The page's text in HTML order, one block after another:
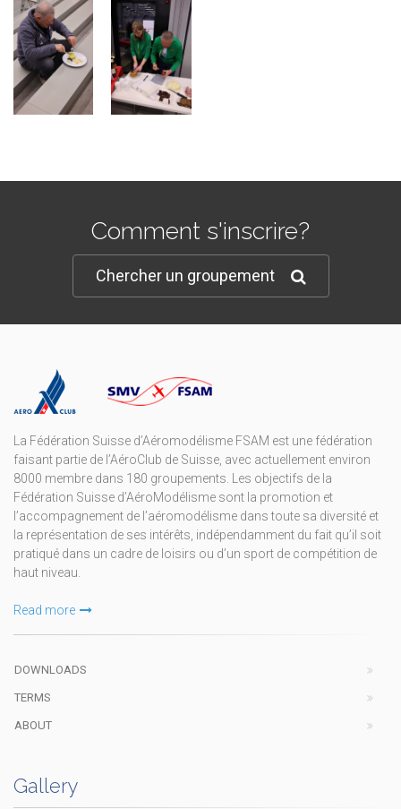
Comment s'inscrire?
Chercher un groupement
La Fédération Suisse d’Aéromodélisme FSAM est une fédération
faisant partie de l’AéroClub de Suisse, avec actuellement environ
8000 membre dans 180 groupements. Les objectifs de la
Fédération Suisse d’AéroModélisme sont la promotion et
l’accompagnement de l’aéromodélisme dans toute sa diversité et
la représentation de ses intérêts, indépendamment du fait qu’il soit
pratiqué dans un cadre de loisirs ou d’un sport de compétition de
haut niveau.
Read more
DOWNLOADS
TERMS
ABOUT
Gallery